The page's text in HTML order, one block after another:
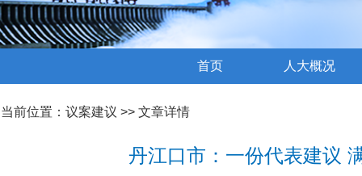
首页 人大概况
当前位置： 议案建议 >> 文章详情
丹江口市：一份代表建议